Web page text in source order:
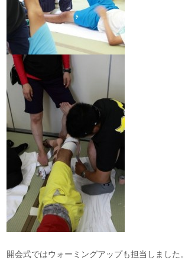
開会式ではウォーミングアップも担当しました。